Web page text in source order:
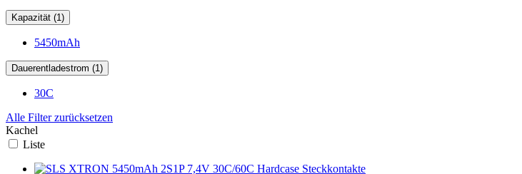
Kapazität (1)
5450mAh
Dauerentladestrom (1)
30C
Alle Filter zurücksetzen
Kachel
Liste